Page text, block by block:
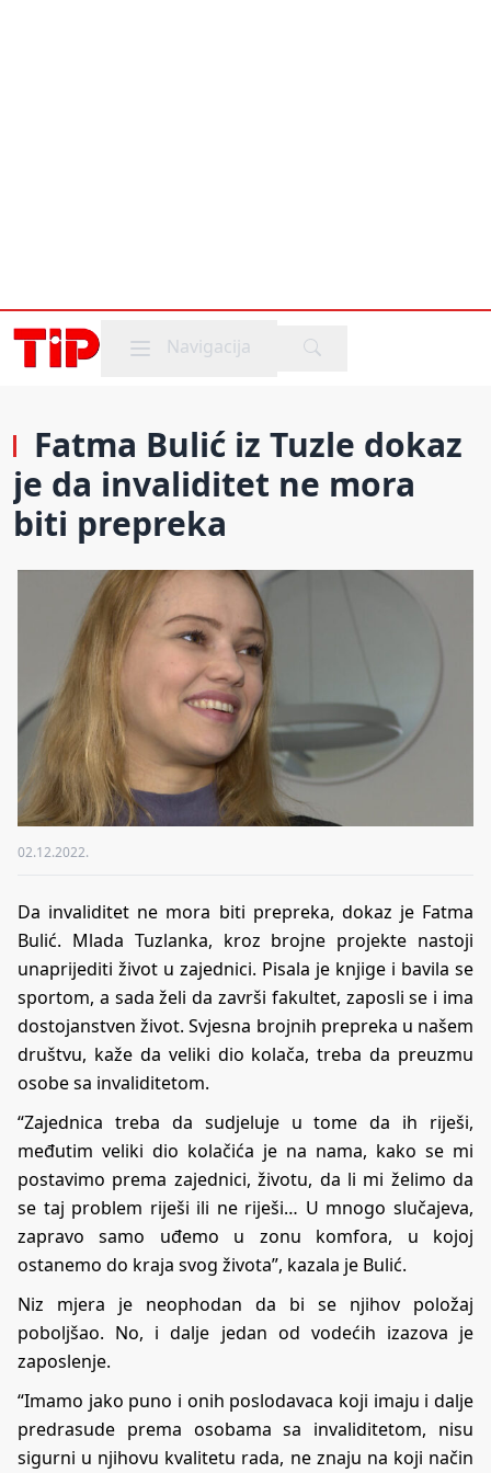
Mobile menu
Navigacija
Fatma Bulić iz Tuzle dokaz
je da invaliditet ne mora
biti prepreka
02.12.2022.
Da invaliditet ne mora biti prepreka, dokaz je Fatma
Bulić. Mlada Tuzlanka, kroz brojne projekte nastoji
unaprijediti život u zajednici. Pisala je knjige i bavila se
sportom, a sada želi da završi fakultet, zaposli se i ima
dostojanstven život. Svjesna brojnih prepreka u našem
društvu, kaže da veliki dio kolača, treba da preuzmu
osobe sa invaliditetom.
“Zajednica treba da sudjeluje u tome da ih riješi,
međutim veliki dio kolačića je na nama, kako se mi
postavimo prema zajednici, životu, da li mi želimo da
se taj problem riješi ili ne riješi… U mnogo slučajeva,
zapravo samo uđemo u zonu komfora, u kojoj
ostanemo do kraja svog života”, kazala je Bulić.
Niz mjera je neophodan da bi se njihov položaj
poboljšao. No, i dalje jedan od vodećih izazova je
zaposlenje.
“Imamo jako puno i onih poslodavaca koji imaju i dalje
predrasude prema osobama sa invaliditetom, nisu
sigurni u njihovu kvalitetu rada, ne znaju na koji način